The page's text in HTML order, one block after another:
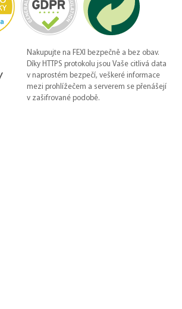
Nakupujte na FEXI bezpečně a bez obav.
Díky HTTPS protokolu jsou Vaše citlivá data
v naprostém bezpečí, veškeré informace
mezi prohlížečem a serverem se přenášejí
v zašifrované podobě.